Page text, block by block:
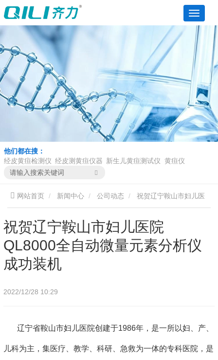
他们都在搜：
经皮黄疸检测仪 经皮测黄疸仪器 新生儿黄疸测试仪 黄疸仪
网站首页 新闻中心 公司动态
院QL8000全自动微量元素分析仪成功装机
祝贺辽宁鞍山市妇儿医院
QL8000全自动微量元素分析仪
成功装机
2022/12/28 10:29
辽宁省鞍山市妇儿医院创建于1986年，是一所以妇、产、
儿科为主，集医疗、教学、科研、急救为一体的专科医院，是